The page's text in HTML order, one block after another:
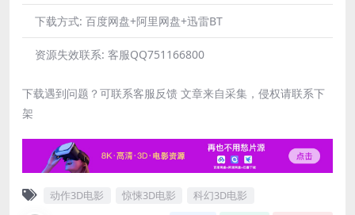
下载方式: 百度网盘+阿里网盘+迅雷BT
资源失效联系: 客服QQ751166800
下载遇到问题？可联系客服反馈 文章来自采集，侵权请联系下
架
动作3D电影 惊悚3D电影 科幻3D电影